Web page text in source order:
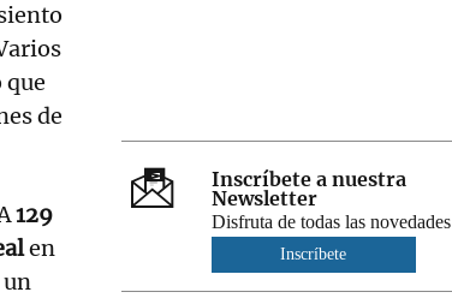
que
de
129
en
un
Inscríbete a nuestra
Newsletter
Disfruta de todas las novedades
Inscríbete